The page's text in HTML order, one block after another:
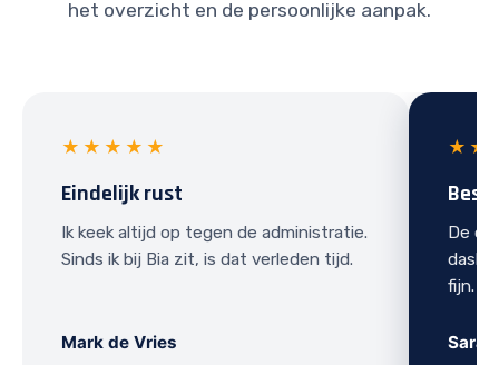
het overzicht en de persoonlijke aanpak.
★★★★★
Eindelijk rust
Ik keek altijd op tegen de administratie.
Sinds ik bij Bia zit, is dat verleden tijd.
Mark de Vries
De
fijn.